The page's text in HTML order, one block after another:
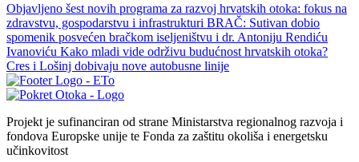
Objavljeno šest novih programa za razvoj hrvatskih otoka: fokus na
zdravstvu, gospodarstvu i infrastrukturi BRAČ: Sutivan dobio
spomenik posvećen bračkom iseljeništvu i dr. Antoniju Rendiću
Ivanoviću Kako mladi vide održivu budućnost hrvatskih otoka?
Cres i Lošinj dobivaju nove autobusne linije
Projekt je sufinanciran od strane Ministarstva regionalnog razvoja i
fondova Europske unije te Fonda za zaštitu okoliša i energetsku
učinkovitost